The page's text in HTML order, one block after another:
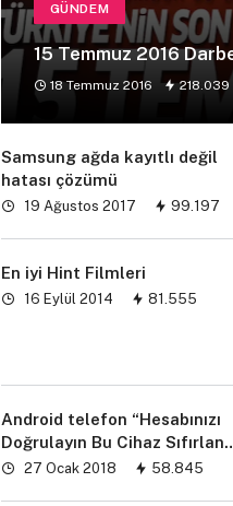
GÜNDEM
15 Temmuz 2016
18 Temmuz 2016 218.039
Samsung ağda kayıtlı değil
hatası çözümü
19 Ağustos 2017 99.197
En iyi Hint Filmleri
16 Eylül 2014 81.555
Android telefon “Hesabınızı
Doğrulayın Bu Cihaz
sorunu” çözümü
27 Ocak 2018 58.845